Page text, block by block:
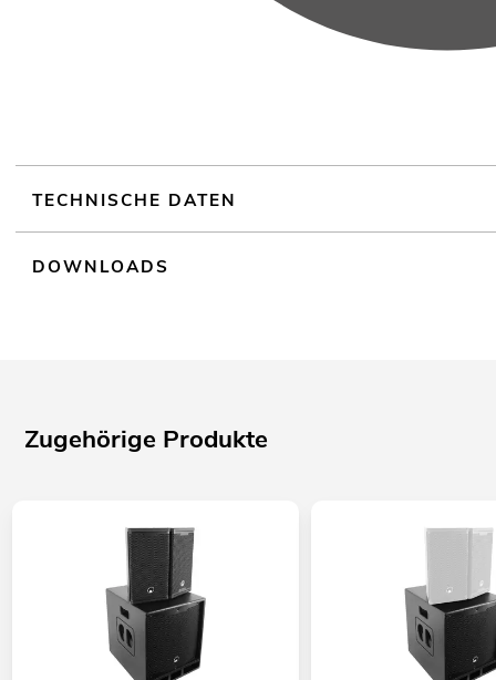
TECHNISCHE DATEN
DOWNLOADS
Zugehörige Produkte